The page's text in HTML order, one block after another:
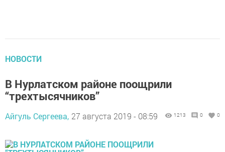
НОВОСТИ
В Нурлатском районе поощрили
“трехтысячников”
Айгуль Сергеева, 27 августа 2019 - 08:59 1213 0 0